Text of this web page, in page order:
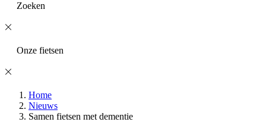
Zoeken
Onze fietsen
Home
Nieuws
Samen fietsen met dementie